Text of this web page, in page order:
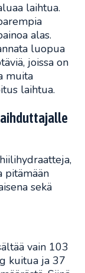
laihtua.
alas.
luopua
joissa on
muita
laihtua.
pitämään
sekä
vain 103
kuitua ja 37